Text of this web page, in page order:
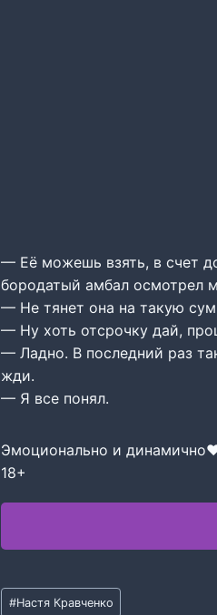
— Её можешь взять, в счет
бородатый амб‍ал осмотрел
— Не тянет она на такую
— Ну хоть отсрочку дай,
— Ладно. В последний раз
жди.
— Я все понял.
Эмоционально и
18+
Метки
#Настя Кравченко